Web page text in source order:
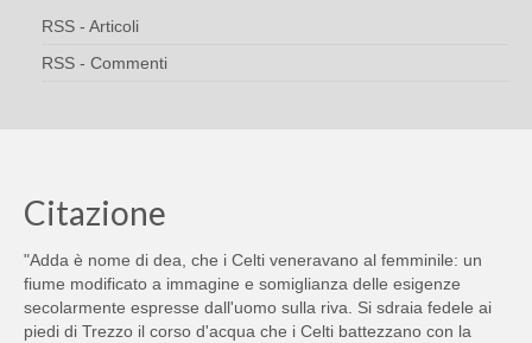
RSS - Articoli
RSS - Commenti
Citazione
"Adda è nome di dea, che i Celti veneravano al femminile: un
fiume modificato a immagine e somiglianza delle esigenze
secolarmente espresse dall'uomo sulla riva. Si sdraia fedele ai
piedi di Trezzo il corso d'acqua che i Celti battezzano con la